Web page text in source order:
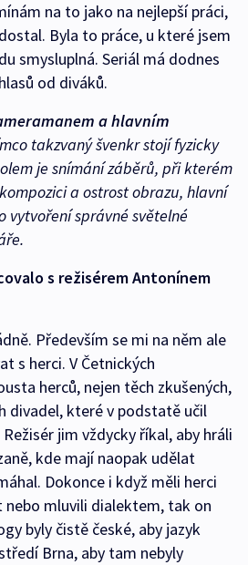
na to jako na nejlepší práci,
Byla to práce, u které jsem
smysluplná. Seriál má dodnes
od diváků.
a hlavním
takzvanýšvenkrstojí fyzicky
je snímání záběrů, při kterém
a ostrost obrazu, hlavní
vytvoření správné světelné
s režisérem Antonínem
Především se mi na něm ale
s herci. V Četnických
herců, nejen těch zkušených,
divadel, které v podstatě učil
jim vždycky říkal, aby hráli
kde mají naopak udělat
Dokonce i když měli herci
nebo mluvili dialektem, tak on
byly čistě české, aby jazyk
Brna, aby tam nebyly